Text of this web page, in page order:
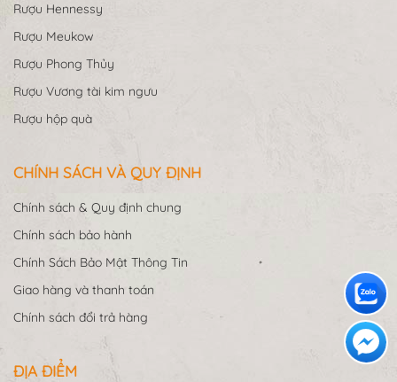
Rượu Hennessy
Rượu Meukow
Rượu Phong Thủy
Rượu Vương tài kim ngưu
Rượu hộp quà
CHÍNH SÁCH VÀ QUY ĐỊNH
Chính sách & Quy định chung
Chính sách bảo hành
Chính Sách Bảo Mật Thông Tin
Giao hàng và thanh toán
Chính sách đổi trả hàng
ĐỊA ĐIỂM